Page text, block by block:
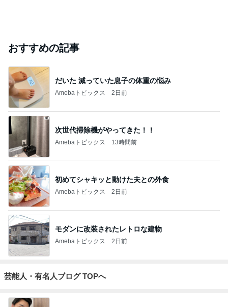
おすすめの記事
だいた 減っていた息子の体重の悩み
Amebaトピックス 2日前
次世代掃除機がやってきた！！
Amebaトピックス 13時間前
初めてシャキッと動けた夫との外食
Amebaトピックス 2日前
モダンに改装されたレトロな建物
Amebaトピックス 2日前
芸能人・有名人ブログ TOPへ